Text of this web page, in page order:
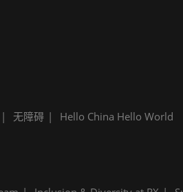
无障碍 Hello China Hello World